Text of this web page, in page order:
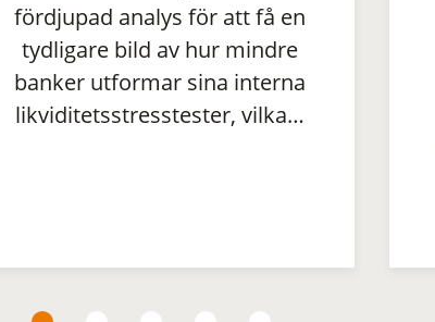
fördjupad analys för att få en
tydligare bild av hur mindre
banker utformar sina interna
likviditetsstresstester, vilka…